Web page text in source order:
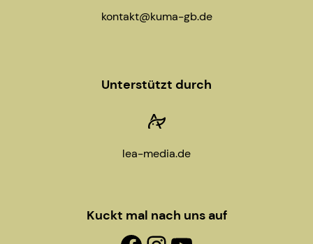
kontakt@kuma-gb.de
Unterstützt durch
lea-media.de
Kuckt mal nach uns auf